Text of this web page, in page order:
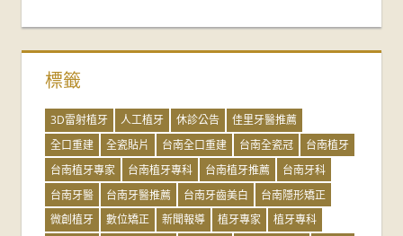
標籤
3D雷射植牙 人工植牙 休診公告
佳里牙醫推薦
全口重建
全瓷貼片 台南全口重建 台南全瓷冠
台南植牙
台南植牙專家
台南植牙專科 台南植牙推薦
台南牙科
台南牙醫
台南牙醫推薦 台南牙齒美白
台南隱形矯正
微創植牙
數位矯正 新聞報導 植牙專家
植牙專科